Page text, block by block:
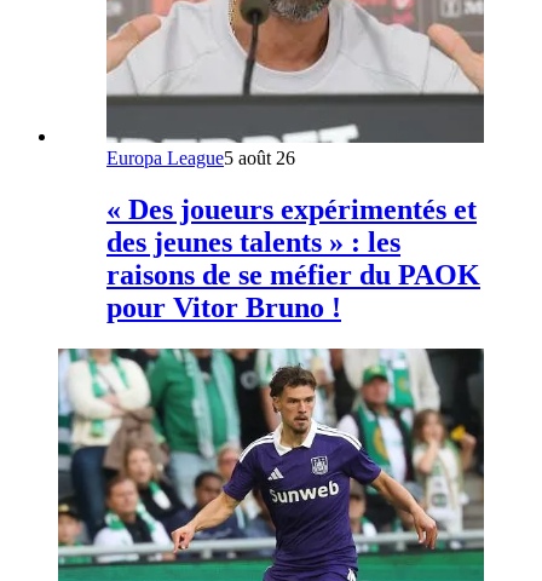
Europa League5 août 26
« Des joueurs expérimentés et
des jeunes talents » : les
raisons de se méfier du PAOK
pour Vitor Bruno !